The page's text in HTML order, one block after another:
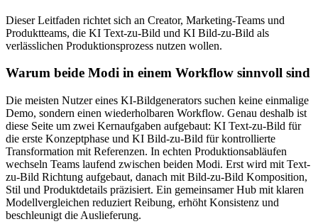
Dieser Leitfaden richtet sich an Creator, Marketing-Teams und
Produktteams, die KI Text-zu-Bild und KI Bild-zu-Bild als
verlässlichen Produktionsprozess nutzen wollen.
Warum beide Modi in einem Workflow sinnvoll sind
Die meisten Nutzer eines KI-Bildgenerators suchen keine einmalige
Demo, sondern einen wiederholbaren Workflow. Genau deshalb ist
diese Seite um zwei Kernaufgaben aufgebaut: KI Text-zu-Bild für
die erste Konzeptphase und KI Bild-zu-Bild für kontrollierte
Transformation mit Referenzen. In echten Produktionsabläufen
wechseln Teams laufend zwischen beiden Modi. Erst wird mit Text-
zu-Bild Richtung aufgebaut, danach mit Bild-zu-Bild Komposition,
Stil und Produktdetails präzisiert. Ein gemeinsamer Hub mit klaren
Modellvergleichen reduziert Reibung, erhöht Konsistenz und
beschleunigt die Auslieferung.